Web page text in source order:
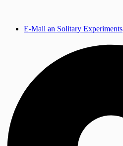
E-Mail an Solitary Experiments